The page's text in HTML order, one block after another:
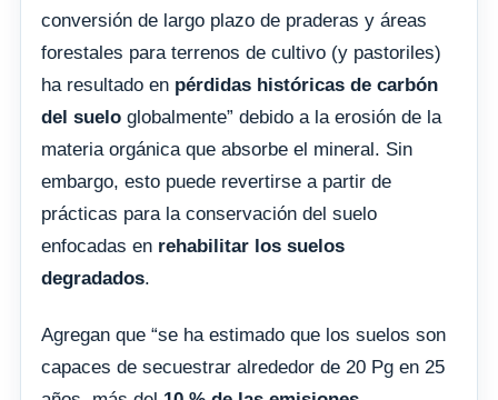
conversión de largo plazo de praderas y áreas
forestales para terrenos de cultivo (y pastoriles)
ha resultado en pérdidas históricas de carbón
del suelo globalmente” debido a la erosión de la
materia orgánica que absorbe el mineral. Sin
embargo, esto puede revertirse a partir de
prácticas para la conservación del suelo
enfocadas en rehabilitar los suelos
degradados.
Agregan que “se ha estimado que los suelos son
capaces de secuestrar alrededor de 20 Pg en 25